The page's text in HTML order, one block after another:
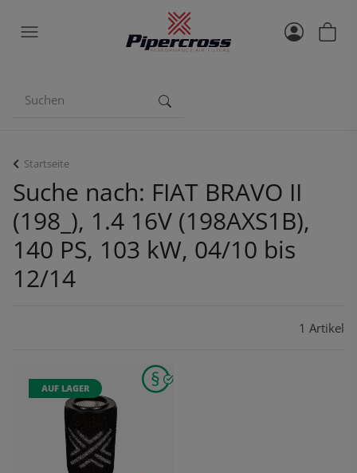
Startseite
Suche nach: FIAT BRAVO II
(198_), 1.4 16V (198AXS1B),
140 PS, 103 kW, 04/10 bis
12/14
1 Artikel
AUF LAGER